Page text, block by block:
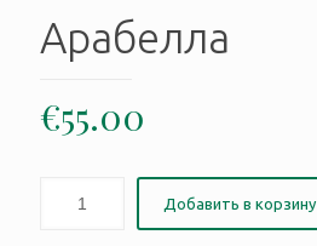
Арабелла
€55.00
Добавить в корзину